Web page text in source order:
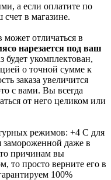
а если оплатите по
в магазине.
отличаться в
нарезается под ваш
будет укомплектован,
о точной сумме к
заказа увеличится
с вами. Вы всегда
от него целиком или
режимов: +4 С для
даже в
причинам вы
то просто верните его в
100%